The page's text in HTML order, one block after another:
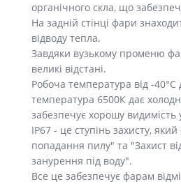
органічного скла, що
На задній стінці фари
відводу тепла.
Завдяки вузькому променю
великі відстані.
Робоча температура від -40°C
температура 6500К дає
забезпечує хорошу
IP67 - це ступінь захисту,
попадання пилу" та "Захист
занурення під воду".
Все це забезпечує фарам